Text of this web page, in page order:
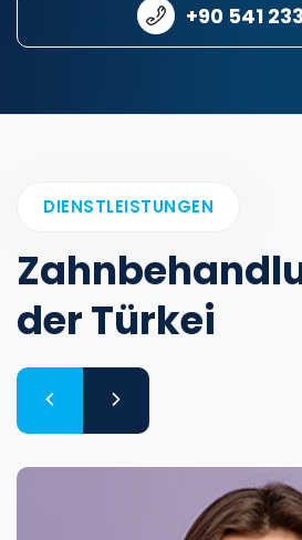
+90 541
DIENSTLEISTUNGEN
der Türkei